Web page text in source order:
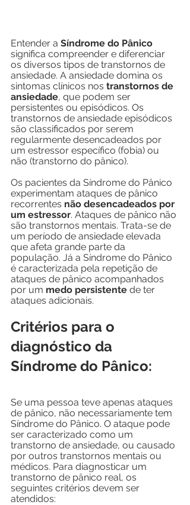
Entender a Síndrome do Pânico
significa compreender e diferenciar
os diversos tipos de transtornos de
ansiedade. A ansiedade domina os
sintomas clínicos nos transtornos de
ansiedade, que podem ser
persistentes ou episódicos. Os
transtornos de ansiedade episódicos
são classificados por serem
regularmente desencadeados por
um estressor específico (fobia) ou
não (transtorno do pânico).
Os pacientes da Síndrome do Pânico
experimentam ataques de pânico
recorrentes não desencadeados por
um estressor. Ataques de pânico não
são transtornos mentais. Trata-se de
um período de ansiedade elevada
que afeta grande parte da
população. Já a Síndrome do Pânico
é caracterizada pela repetição de
ataques de pânico acompanhados
por um medo persistente de ter
ataques adicionais.
Critérios para o
diagnóstico da
Síndrome do Pânico:
Se uma pessoa teve apenas ataques
de pânico, não necessariamente tem
Síndrome do Pânico. O ataque pode
ser caracterizado como um
transtorno de ansiedade, ou causado
por outros transtornos mentais ou
médicos. Para diagnosticar um
transtorno de pânico real, os
seguintes critérios devem ser
atendidos: